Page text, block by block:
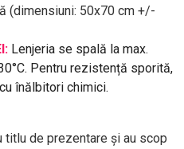
(dimensiuni: 50x70 cm +/-
Lenjeria se spală la max.
Pentru rezistență sporită,
înălbitori chimici.
titlu de prezentare și au scop